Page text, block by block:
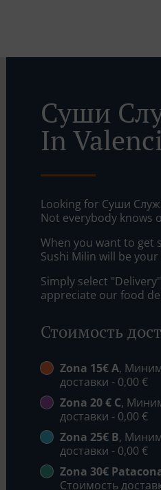
Суши
In
Looking for Суши
Not everybody knows
When you want to get
Sushi Milin will be
Simply select
appreciate our food
Стоимость
Zona 15€ A,
доставки - 0,00 €
Zona 20 € C,
доставки - 0,00 €
Zona 25€ B,
доставки - 0,00 €
Zona 30€
Стоимость